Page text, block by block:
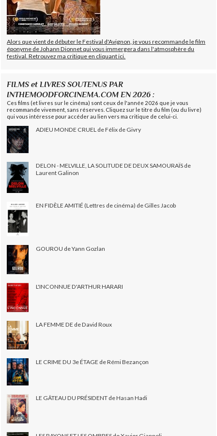
Alors que vient de débuter le Festival d'Avignon, je vous recommande le film
éponyme de Johann Dionnet qui vous immergera dans l'atmosphère du
festival. Retrouvez ma critique en cliquant ici.
FILMS et LIVRES SOUTENUS PAR
INTHEMOODFORCINEMA.COM EN 2026 :
Ces films (et livres sur le cinéma) sont ceux de l'année 2026 que je vous
recommande vivement, sans réserves. Cliquez sur le titre du film (ou du livre)
qui vous intéresse pour accéder au lien vers ma critique de celui-ci.
ADIEU MONDE CRUEL de Félix de Givry
DELON - MELVILLE, LA SOLITUDE DE DEUX SAMOURAÏS de
Laurent Galinon
EN FIDÈLE AMITIÉ (Lettres de cinéma) de Gilles Jacob
GOUROU de Yann Gozlan
L'INCONNUE D'ARTHUR HARARI
LA FEMME DE de David Roux
LE CRIME DU 3e ÉTAGE de Rémi Bezançon
LE GÂTEAU DU PRÉSIDENT de Hasan Hadi